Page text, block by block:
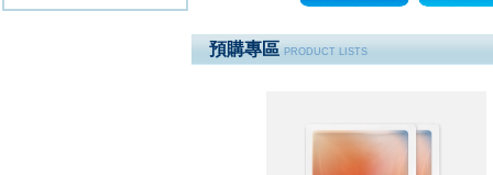
預購專區 PRODUCT LISTS